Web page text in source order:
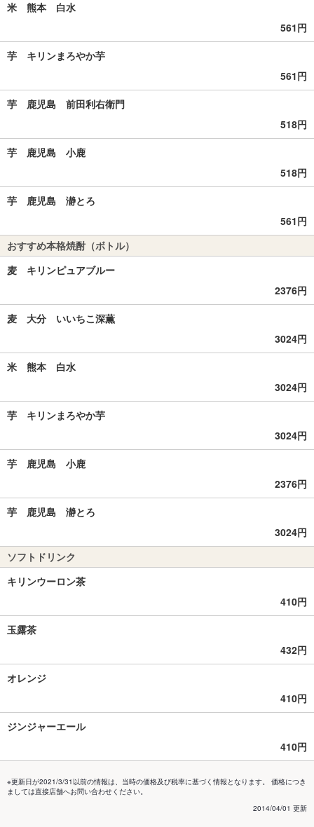
米 熊本 白水
561円
芋 キリンまろやか芋
561円
芋 鹿児島 前田利右衛門
518円
芋 鹿児島 小鹿
518円
芋 鹿児島 瀞とろ
561円
おすすめ本格焼酎（ボトル）
麦 キリンピュアブルー
2376円
麦 大分 いいちこ深薫
3024円
米 熊本 白水
3024円
芋 キリンまろやか芋
3024円
芋 鹿児島 小鹿
2376円
芋 鹿児島 瀞とろ
3024円
ソフトドリンク
キリンウーロン茶
410円
玉露茶
432円
オレンジ
410円
ジンジャーエール
410円
※更新日が2021/3/31以前の情報は、当時の価格及び税率に基づく情報となります。 価格につき
ましては直接店舗へお問い合わせください。
2014/04/01 更新